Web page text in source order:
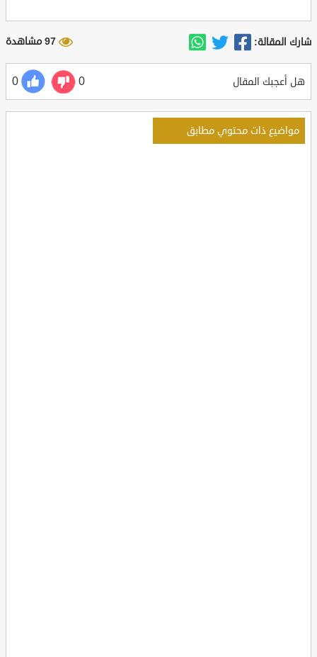
شارك المقالة: 97 مشاهدة
هل أعجبك المقال 0
0
مواضيع ذات محتوي مطابق